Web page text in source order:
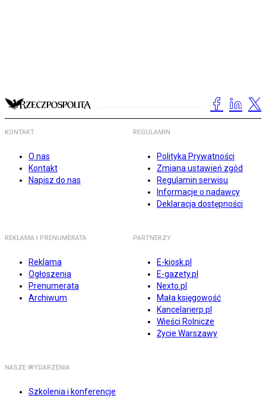
KONTAKT
O nas
Kontakt
Napisz do nas
REGULAMIN
Polityka Prywatności
Zmiana ustawień zgód
Regulamin serwisu
Informacje o nadawcy
Deklaracja dostępności
REKLAMA I PRENUMERATA
Reklama
Ogłoszenia
Prenumerata
Archiwum
PARTNERZY
E-kiosk.pl
E-gazety.pl
Nexto.pl
Mała księgowość
Kancelarierp.pl
Wieści Rolnicze
Życie Warszawy
NASZE WYDARZENIA
Szkolenia i konferencje